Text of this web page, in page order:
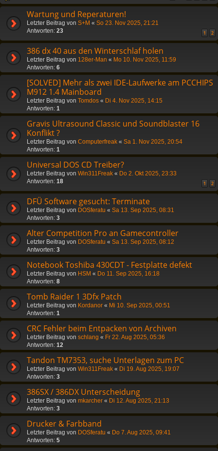
Wartung und Reperaturen!
Letzter Beitrag von S+M « So 23. Nov 2025, 21:21
Antworten: 23 1 2
386 dx 40 aus den Winterschlaf holen
Letzter Beitrag von 128er-Man « Mo 10. Nov 2025, 11:59
Antworten: 6
[SOLVED] Mehr als zwei IDE-Laufwerke am PCCHIPS
M912 1.4 Mainboard
Letzter Beitrag von Tomdos « Di 4. Nov 2025, 14:15
Antworten: 1
Gravis Ultrasound Classic und Soundblaster 16
Konflikt ?
Letzter Beitrag von Computerfreak « Sa 1. Nov 2025, 20:54
Antworten: 1
Universal DOS CD Treiber?
Letzter Beitrag von Win311Freak « Do 2. Okt 2025, 23:33
Antworten: 18 1 2
DFÜ Software gesucht: Terminate
Letzter Beitrag von DOSferatu « Sa 13. Sep 2025, 08:31
Antworten: 3
Alter Competition Pro an Gamecontroller
Letzter Beitrag von DOSferatu « Sa 13. Sep 2025, 08:12
Antworten: 3
Notebook Toshiba 430CDT - Festplatte defekt
Letzter Beitrag von HSM « Do 11. Sep 2025, 16:18
Antworten: 8
Tomb Raider 1 3Dfx Patch
Letzter Beitrag von Kordanor « Mi 10. Sep 2025, 00:51
Antworten: 1
CRC Fehler beim Entpacken von Archiven
Letzter Beitrag von schlang « Fr 22. Aug 2025, 05:36
Antworten: 12
Tandon TM7353, suche Unterlagen zum PC
Letzter Beitrag von Win311Freak « Di 19. Aug 2025, 19:07
Antworten: 3
386SX / 386DX Unterscheidung
Letzter Beitrag von mkarcher « Di 12. Aug 2025, 21:13
Antworten: 3
Drucker & Farbband
Letzter Beitrag von DOSferatu « Do 7. Aug 2025, 09:41
Antworten: 5